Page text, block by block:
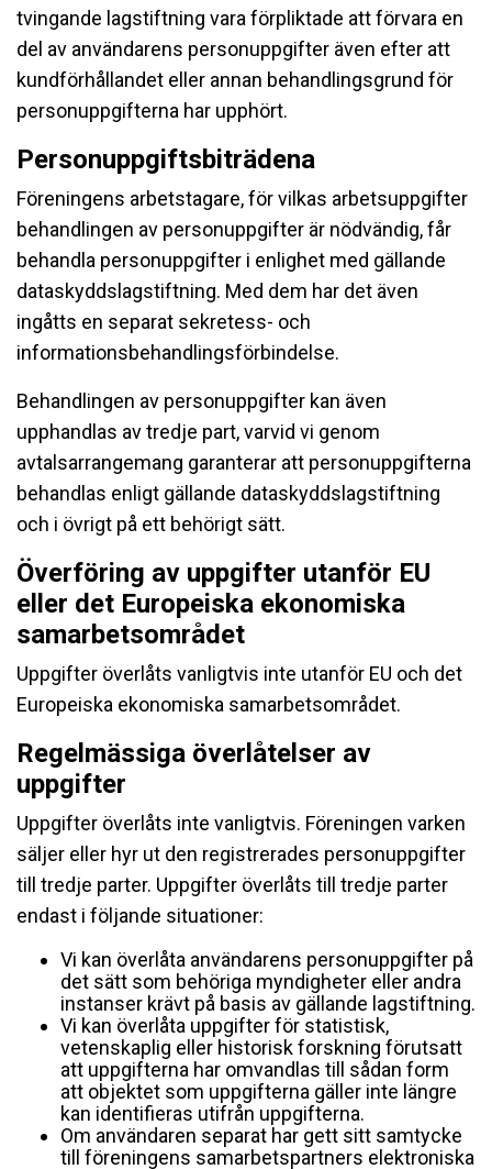
tvingande lagstiftning vara förpliktade att förvara en
del av användarens personuppgifter även efter att
kundförhållandet eller annan behandlingsgrund för
personuppgifterna har upphört.
Personuppgiftsbiträdena
Föreningens arbetstagare, för vilkas arbetsuppgifter
behandlingen av personuppgifter är nödvändig, får
behandla personuppgifter i enlighet med gällande
dataskyddslagstiftning. Med dem har det även
ingåtts en separat sekretess- och
informationsbehandlingsförbindelse.
Behandlingen av personuppgifter kan även
upphandlas av tredje part, varvid vi genom
avtalsarrangemang garanterar att personuppgifterna
behandlas enligt gällande dataskyddslagstiftning
och i övrigt på ett behörigt sätt.
Överföring av uppgifter utanför EU
eller det Europeiska ekonomiska
samarbetsområdet
Uppgifter överlåts vanligtvis inte utanför EU och det
Europeiska ekonomiska samarbetsområdet.
Regelmässiga överlåtelser av
uppgifter
Uppgifter överlåts inte vanligtvis. Föreningen varken
säljer eller hyr ut den registrerades personuppgifter
till tredje parter. Uppgifter överlåts till tredje parter
endast i följande situationer:
Vi kan överlåta användarens personuppgifter på
det sätt som behöriga myndigheter eller andra
instanser krävt på basis av gällande lagstiftning.
Vi kan överlåta uppgifter för statistisk,
vetenskaplig eller historisk forskning förutsatt
att uppgifterna har omvandlas till sådan form
att objektet som uppgifterna gäller inte längre
kan identifieras utifrån uppgifterna.
Om användaren separat har gett sitt samtycke
till föreningens samarbetspartners elektroniska